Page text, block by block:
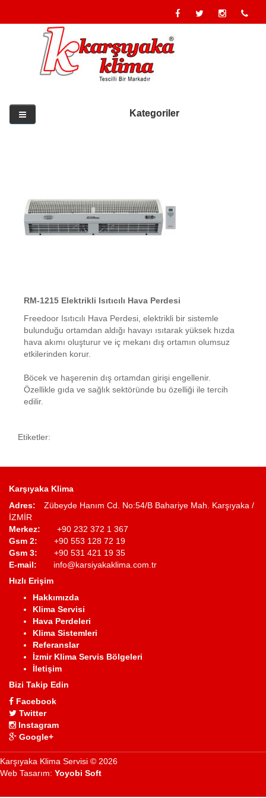
Kategoriler
RM-1215 Elektrikli Isıtıcılı Hava Perdesi
Freedoor Isıtıcılı Hava Perdesi, elektrikli bir sistemle
bulunduğu ortamdan aldığı havayı ısıtarak yüksek hızda
hava akımı oluşturur ve iç mekanı dış ortamın olumsuz
etkilerinden korur.
Böcek ve haşerenin dış ortamdan girişi engellenir.
Özellikle gıda ve sağlık sektöründe bu özelliği ile tercih
edilir.
Etiketler:
Karşıyaka Klima
Adres: Zübeyde Hanım Cd. No:54/B Bahariye Mah. Karşıyaka /
İZMİR
Merkez: +90 232 372 1 367
Gsm 2: +90 553 128 72 19
Gsm 3: +90 531 421 19 35
E-mail: info@karsiyakaklima.com.tr
Hızlı Erişim
Hakkımızda
Klima Servisi
Hava Perdeleri
Klima Sistemleri
Referanslar
İzmir Klima Servis Bölgeleri
İletişim
Bizi Takip Edin
Facebook
Twitter
Instagram
Google+
Karşıyaka Klima Servisi © 2026
Web Tasarım: Yoyobi Soft